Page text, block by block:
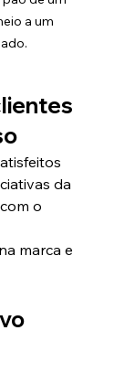
a um
da
o
marca e